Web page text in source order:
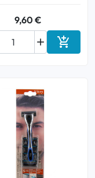
9,60 €
 